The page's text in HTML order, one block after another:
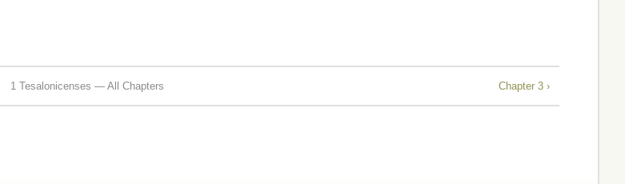
1 Tesalonicenses — All Chapters Chapter 3 ›